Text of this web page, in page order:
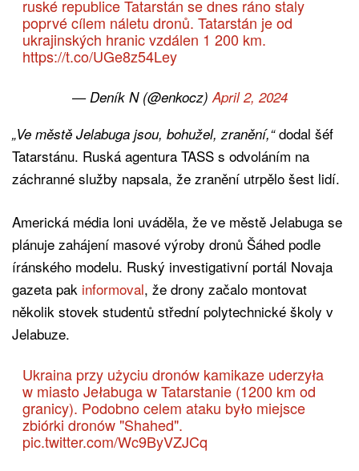
ruské republice Tatarstán se dnes ráno staly
poprvé cílem náletu dronů. Tatarstán je od
ukrajinských hranic vzdálen 1 200 km.
https://t.co/UGe8z54Ley
— Deník N (@enkocz) April 2, 2024
„Ve městě Jelabuga jsou, bohužel, zranění,“dodal šéf
Tatarstánu. Ruská agentura TASS s odvoláním na
záchranné služby napsala, že zranění utrpělo šest lidí.
Americká média loni uváděla, že ve městě Jelabuga se
plánuje zahájení masové výroby dronů Šáhed podle
íránského modelu. Ruský investigativní portál Novaja
gazeta pak informoval, že drony začalo montovat
několik stovek studentů střední polytechnické školy v
Jelabuze.
Ukraina przy użyciu dronów kamikaze uderzyła
w miasto Jełabuga w Tatarstanie (1200 km od
granicy). Podobno celem ataku było miejsce
zbiórki dronów "Shahed".
pic.twitter.com/Wc9ByVZJCq